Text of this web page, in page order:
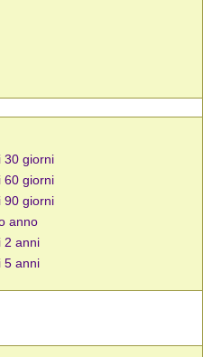
30 giorni
60 giorni
90 giorni
anno
2 anni
5 anni